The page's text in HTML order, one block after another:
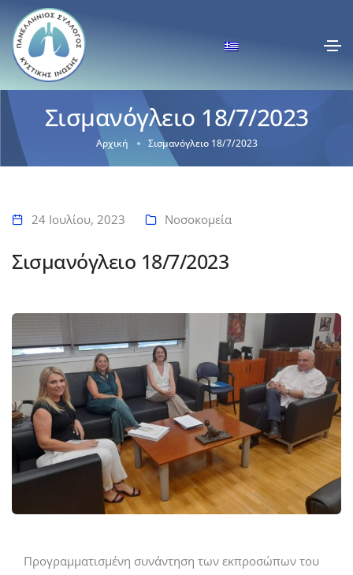
Σισμανόγλειο 18/7/2023
Αρχική Σισμανόγλειο 18/7/2023
24 Ιουλίου, 2023 Νοσοκομεία
Σισμανόγλειο 18/7/2023
Προγραμματισμένη συνάντηση των εκπροσώπων του